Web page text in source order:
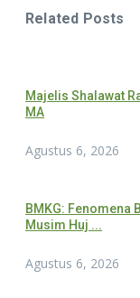
Related Posts
Majelis Shalawat
MA
Agustus 6, 2026
BMKG: Fenomena
Musim Huj ...
Agustus 6, 2026